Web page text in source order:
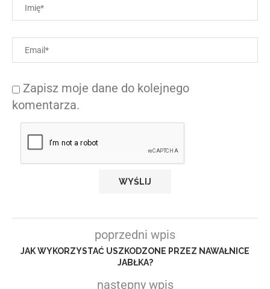
Zapisz moje dane do kolejnego
komentarza.
poprzedni wpis
JAK WYKORZYSTAĆ USZKODZONE PRZEZ NAWAŁNICE
JABŁKA?
następny wpis